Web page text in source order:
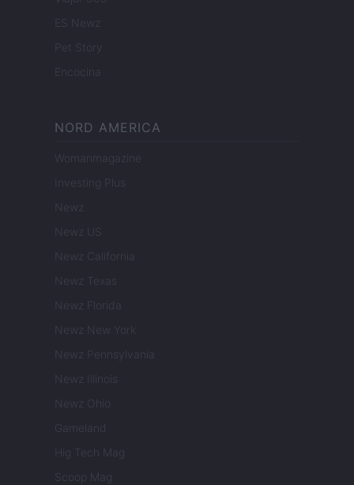
ES Newz
Pet Story
Encocina
NORD AMERICA
Womanmagazine
Investing Plus
Newz
Newz US
Newz California
Newz Texas
Newz Florida
Newz New York
Newz Pennsylvania
Newz Illinois
Newz Ohio
Gameland
Hig Tech Mag
Scoop Mag